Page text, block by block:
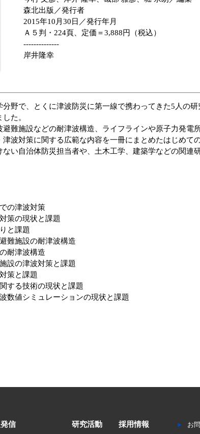
森北出版／発行者
2015年10月30日／発行年月
Ａ５判・224頁、定価＝3,888円（税込）
--------------
岸井隆幸
野で、とくに津波防災に第一線で携わってきた5人の
た。
難施設などの耐津波構造、ライフラインや原子力発電
波対策に関する広範な内容を一冊にまとめたはじめて
い自治体防災担当者や、土木工学、建築学などの関連
の津波対策
策の現状と課題
と課題
難施設の耐津波構造
耐津波構造
設の津波対策と課題
策と課題
する技術の現状と課題
数値シミュレーションの現状と課題
信 研究活動 採用情報 お